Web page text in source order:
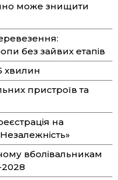
може знищити
без зайвих етапів
хвилин
пристроїв та
на
вболівальникам